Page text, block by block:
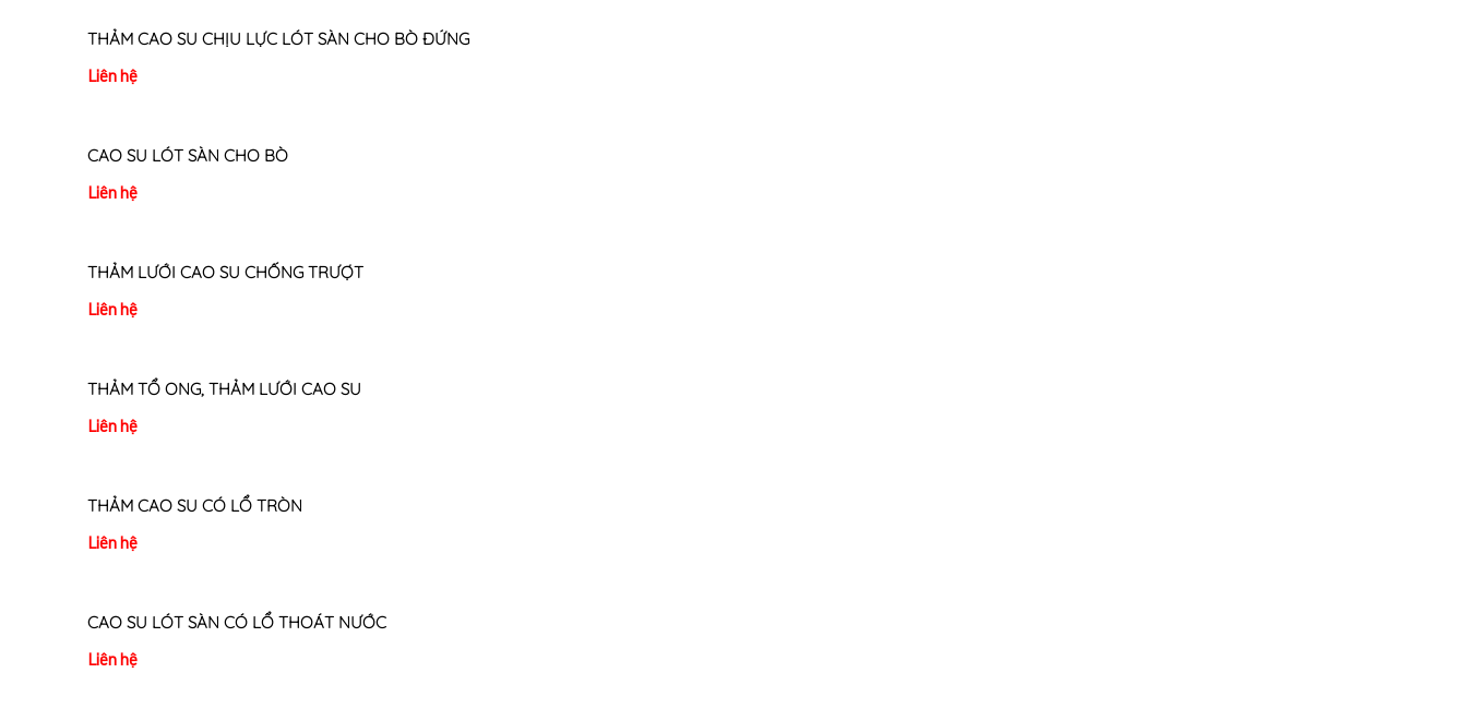
THẢM CAO SU CHỊU LỰC LÓT SÀN CHO BÒ ĐỨNG
Liên hệ
CAO SU LÓT SÀN CHO BÒ
Liên hệ
THẢM LƯỚI CAO SU CHỐNG TRƯỢT
Liên hệ
THẢM TỔ ONG, THẢM LƯỚI CAO SU
Liên hệ
THẢM CAO SU CÓ LỔ TRÒN
Liên hệ
CAO SU LÓT SÀN CÓ LỔ THOÁT NƯỚC
Liên hệ